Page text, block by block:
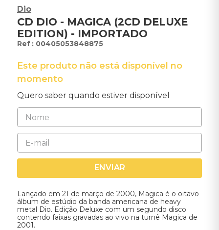
Dio
CD DIO - MAGICA (2CD DELUXE
EDITION) - IMPORTADO
: 00405053848875
Este produto não está disponível no
momento
Quero saber quando estiver disponível
ENVIAR
Lançado em 21 de março de 2000, Magica é o oitavo
álbum de estúdio da banda americana de heavy
metal Dio. Edição Deluxe com um segundo disco
contendo faixas gravadas ao vivo na turnê Magica de
2001.